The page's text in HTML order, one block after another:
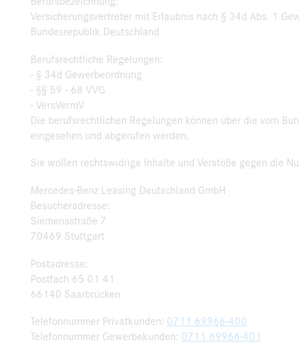
Versicherungsvertreter mit Erlaubnis nach § 34d Abs. 1
Bundesrepublik Deutschland
Berufsrechtliche Regelungen:
- § 34d Gewerbeordnung
- §§ 59 - 68 VVG
- VersVermV
Die berufsrechtlichen Regelungen können über die vom
eingesehen und abgerufen werden.
Sie wollen rechtswidrige Inhalte und Verstöße gegen die
Mercedes-Benz Leasing Deutschland GmbH
Besucheradresse:
Siemensstraße 7
70469 Stuttgart
Postadresse:
Postfach 65 01 41
66140 Saarbrücken
Telefonnummer Privatkunden: 0711 69966-400
Telefonnummer Gewerbekunden: 0711 69966-401